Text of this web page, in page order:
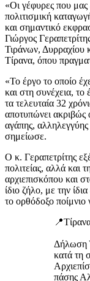
«Οι γέφυρες που
πολιτισμική
και σημαντικό
Γιώργος
Τιράνων, Δυρραχίου
Τίρανα, όπου
«Το έργο το οποίο
και στη συνέχεια,
τα τελευταία 32
αποτυπώνει ακριβώς
αγάπης,
σημείωσε.
Ο κ. Γεραπετρίτης
πολιτείας, αλλά και
αρχιεπισκόπου και
ίδιο ζήλο, με την
το ορθόδοξο ποίμνιο
Δήλωση
κατά τη
πάσης